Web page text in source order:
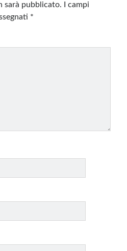
sarà pubblicato.
I campi
*